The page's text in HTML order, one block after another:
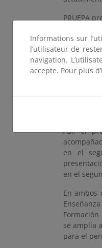
PRUEPA
desarrollo
Así, el
en el
en el
En ambos
se amplía
para el
Informations sur
l’utilisateur de
navigation.
accepte. Pour plus